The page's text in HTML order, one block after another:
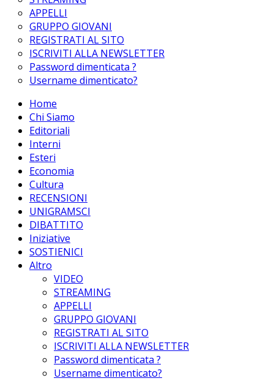
APPELLI
GRUPPO GIOVANI
REGISTRATI AL SITO
ISCRIVITI ALLA NEWSLETTER
Password dimenticata ?
Username dimenticato?
Home
Chi Siamo
Editoriali
Interni
Esteri
Economia
Cultura
RECENSIONI
UNIGRAMSCI
DIBATTITO
Iniziative
SOSTIENICI
Altro
VIDEO
STREAMING
APPELLI
GRUPPO GIOVANI
REGISTRATI AL SITO
ISCRIVITI ALLA NEWSLETTER
Password dimenticata ?
Username dimenticato?